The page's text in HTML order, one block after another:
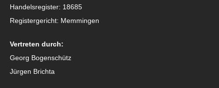
Handelsregister: 18685
Registergericht: Memmingen
Vertreten durch:
Georg Bogenschütz
Jürgen Brichta